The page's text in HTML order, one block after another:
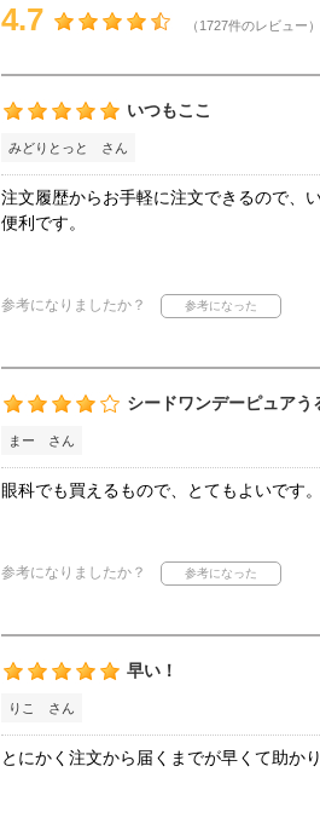
4.7 （1727件のレビュー）
いつもここ
みどりとっと さん
注文履歴からお手軽に注文できるので、
便利です。
参考になりましたか？
シードワンデーピュアう
まー さん
眼科でも買えるもので、とてもよいです。
参考になりましたか？
早い！
りこ さん
とにかく注文から届くまでが早くて助か